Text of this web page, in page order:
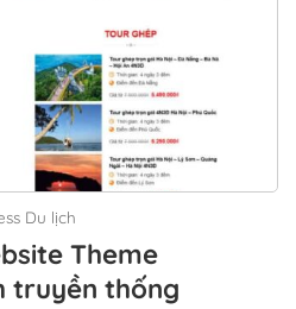
Du lịch
Theme
truyền thống